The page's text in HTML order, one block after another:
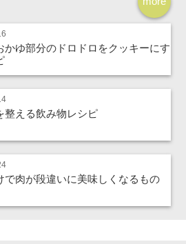
かゆ部分のドロドロをクッキーにす
整える飲み物レシピ
で肉が段違いに美味しくなるもの